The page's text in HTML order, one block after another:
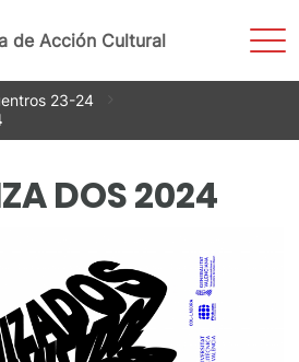
de Acción Cultural
23-24
DOS 2024